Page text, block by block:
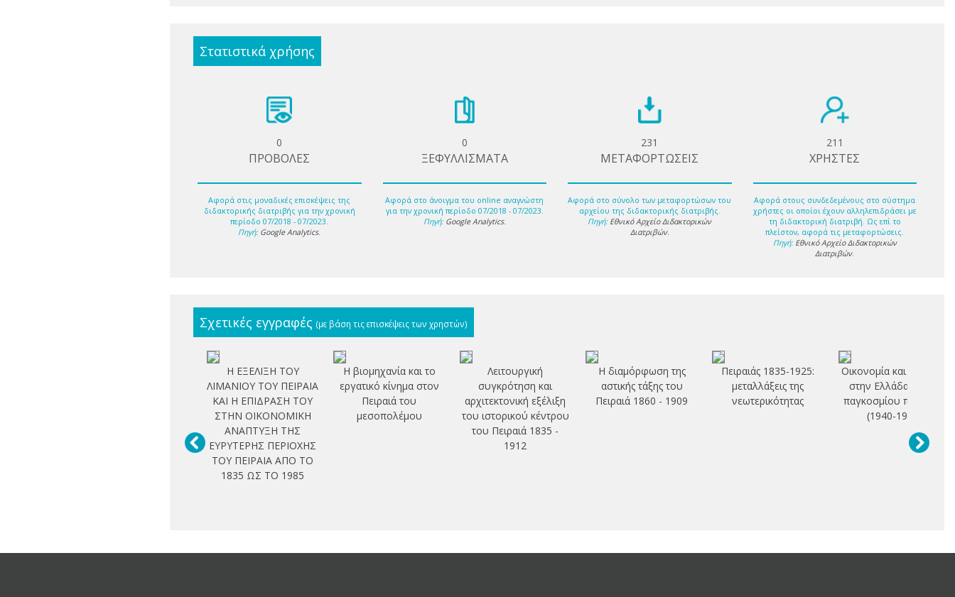
Στατιστικά χρήσης
0
ΠΡΟΒΟΛΕΣ
Αφορά στις μοναδικές επισκέψεις της
διδακτορικής διατριβής για την χρονική
περίοδο 07/2018 - 07/2023.
Πηγή: Google Analytics.
0
ΞΕΦΥΛΛΙΣΜΑΤΑ
Αφορά στο άνοιγμα του online αναγνώστη
για την χρονική περίοδο 07/2018 - 07/2023.
Πηγή: Google Analytics.
231
ΜΕΤΑΦΟΡΤΩΣΕΙΣ
Αφορά στο σύνολο των μεταφορτώσων του
αρχείου της διδακτορικής διατριβής.
Πηγή: Εθνικό Αρχείο Διδακτορικών
Διατριβών.
211
ΧΡΗΣΤΕΣ
Αφορά στους συνδεδεμένους στο σύστημα
χρήστες οι οποίοι έχουν αλληλεπιδράσει με
τη διδακτορική διατριβή. Ως επί το
πλείστον, αφορά τις μεταφορτώσεις.
Πηγή: Εθνικό Αρχείο Διδακτορικών
Διατριβών.
Σχετικές εγγραφές (με βάση τις επισκέψεις των χρηστών)
Η ΕΞΕΛΙΞΗ ΤΟΥ
ΛΙΜΑΝΙΟΥ ΤΟΥ ΠΕΙΡΑΙΑ
ΚΑΙ Η ΕΠΙΔΡΑΣΗ ΤΟΥ
ΣΤΗΝ ΟΙΚΟΝΟΜΙΚΗ
ΑΝΑΠΤΥΞΗ ΤΗΣ
ΕΥΡΥΤΕΡΗΣ ΠΕΡΙΟΧΗΣ
ΤΟΥ ΠΕΙΡΑΙΑ ΑΠΟ ΤΟ
1835 ΩΣ ΤΟ 1985
Η βιομηχανία και το
εργατικό κίνημα στον
Πειραιά του
μεσοπολέμου
Λειτουργική
συγκρότηση και
αρχιτεκτονική εξέλιξη
του ιστορικού κέντρου
του Πειραιά 1835 -
1912
Η διαμόρφωση της
αστικής τάξης του
Πειραιά 1860 - 1909
Πειραιάς 1835-1925:
μεταλλάξεις της
νεωτερικότητας
Οικονομία και πολιτική
στην Ελλάδα του β'
παγκοσμίου πολέμου
(1940-1944)